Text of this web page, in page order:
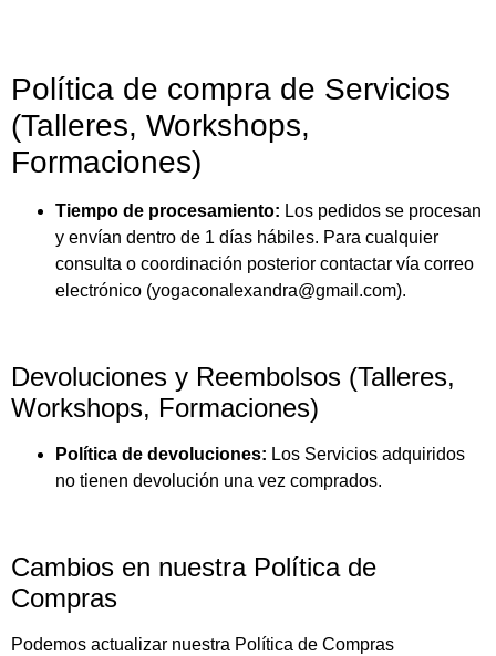
Política de compra de Servicios
(Talleres, Workshops,
Formaciones)
Tiempo de procesamiento: Los pedidos se procesan
y envían dentro de 1 días hábiles. Para cualquier
consulta o coordinación posterior contactar vía correo
electrónico (yogaconalexandra@gmail.com).
Devoluciones y Reembolsos (Talleres,
Workshops, Formaciones)
Política de devoluciones: Los Servicios adquiridos
no tienen devolución una vez comprados.
Cambios en nuestra Política de
Compras
Podemos actualizar nuestra Política de Compras